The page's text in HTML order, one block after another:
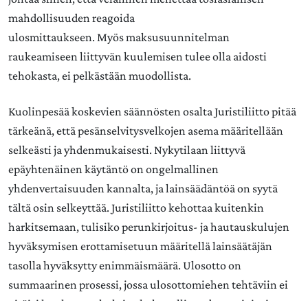
mahdollisuuden reagoida
ulosmittaukseen. Myös maksusuunnitelman
raukeamiseen liittyvän kuulemisen tulee olla aidosti
tehokasta, ei pelkästään muodollista.
Kuolinpesää koskevien säännösten osalta Juristiliitto pitää
tärkeänä, että pesänselvitysvelkojen asema määritellään
selkeästi ja yhdenmukaisesti. Nykytilaan liittyvä
epäyhtenäinen käytäntö on ongelmallinen
yhdenvertaisuuden kannalta, ja lainsäädäntöä on syytä
tältä osin selkeyttää. Juristiliitto kehottaa kuitenkin
harkitsemaan, tulisiko perunkirjoitus- ja hautauskulujen
hyväksymisen erottamisetuun määritellä lainsäätäjän
tasolla hyväksytty enimmäismäärä. Ulosotto on
summaarinen prosessi, jossa ulosottomiehen tehtäviin ei